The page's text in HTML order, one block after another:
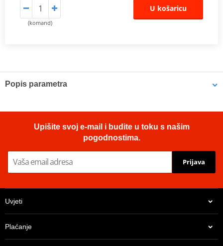
(komand)
U košaricu
Popis parametra
Upišite svoj e-mail i budite u toku s našim
pogodnostima.
Prijava
Uvjeti
Plaćanje